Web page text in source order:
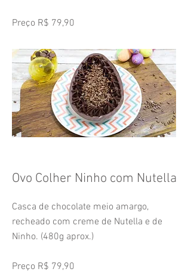
Preço R$ 79,90
Ovo Colher Ninho com Nutella
Casca de chocolate meio amargo,
recheado com creme de Nutella e de
Ninho. (480g aprox.)
Preço R$ 79,90